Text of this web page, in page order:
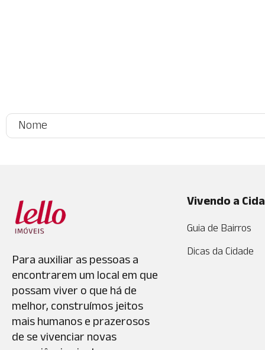
Para auxiliar as pessoas a
encontrarem um local em que
possam viver o que há de
melhor, construímos jeitos
mais humanos e prazerosos
de se vivenciar novas
Vivendo a
Guia de Bairros
Dicas da Cidade